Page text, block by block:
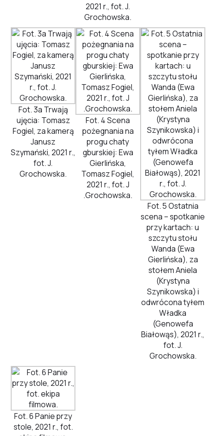
2021 r., fot. J.
Grochowska.
Fot. 3a Trwają
ujęcia: Tomasz
Fogiel, za kamerą
Janusz
Szymański, 2021 r.,
fot. J.
Grochowska.
Fot. 4 Scena
pożegnania na
progu chaty
gburskiej: Ewa
Gierlińska,
Tomasz Fogiel,
2021 r., fot. J
.Grochowska.
Fot. 5 Ostatnia
scena – spotkanie
przy kartach: u
szczytu stołu
Wanda (Ewa
Gierlińska), za
stołem Aniela
(Krystyna
Szynikowska) i
odwrócona tyłem
Władka
(Genowefa
Białowąs), 2021 r.,
fot. J.
Grochowska.
Fot. 6 Panie przy
stole, 2021 r., fot.